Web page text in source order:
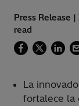
Press Release
read
La
fortalece la